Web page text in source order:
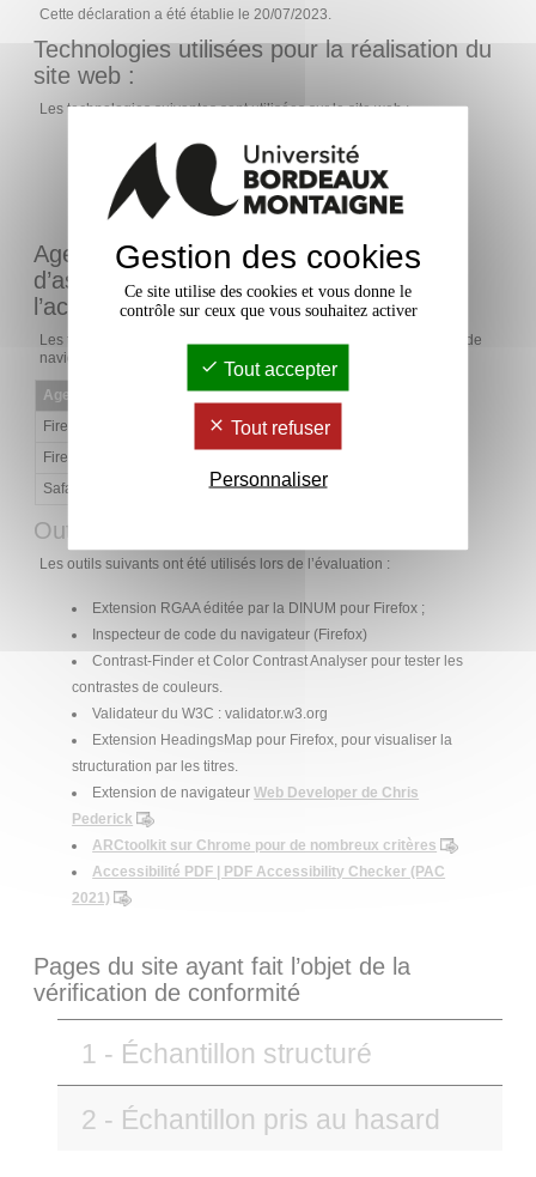
Cette déclaration a été établie le 20/07/2023.
Technologies utilisées pour la réalisation du
site web :
Les technologies suivantes sont utilisées sur le site web :
HTML 5
CSS
JavaScript
Agents utilisateurs, technologies
d’assistance et outils utilisés pour vérifier
l’accessibilité
Les tests des pages web ont été effectués avec les combinaisons de
navigateurs web et lecteurs d’écran suivants :
Agent utilisateur
Technologie d’assistance
Firefox 115.0.2
NVDA 2023.1
Firefox 115.0.2
Safari 16.3
VoiceOver
Outils utilisés
Les outils suivants ont été utilisés lors de l’évaluation :
Extension RGAA éditée par la DINUM pour Firefox ;
Inspecteur de code du navigateur (Firefox)
Contrast-Finder et Color Contrast Analyser pour tester les
contrastes de couleurs.
Validateur du W3C : validator.w3.org
Extension HeadingsMap pour Firefox, pour visualiser la
structuration par les titres.
Extension de navigateurWeb Developer de Chris
Pederick
ARCtoolkit sur Chrome pour de nombreux critères
Accessibilité PDF | PDF Accessibility Checker (PAC
2021)
Pages du site ayant fait l’objet de la
vérification de conformité
1 - Échantillon structuré
2 - Échantillon pris au hasard
Gestion des cookies
Ce site utilise des cookies et vous donne le
contrôle sur ceux que vous souhaitez activer
Tout accepter
Tout refuser
Personnaliser